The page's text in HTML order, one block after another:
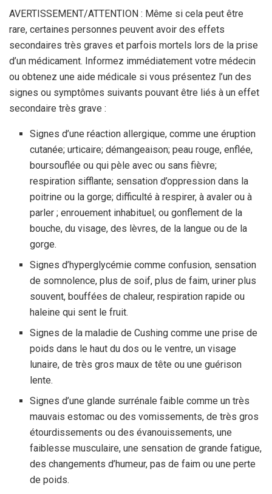
AVERTISSEMENT/ATTENTION : Même si cela peut être
rare, certaines personnes peuvent avoir des effets
secondaires très graves et parfois mortels lors de la prise
d’un médicament. Informez immédiatement votre médecin
ou obtenez une aide médicale si vous présentez l’un des
signes ou symptômes suivants pouvant être liés à un effet
secondaire très grave :
Signes d’une réaction allergique, comme une éruption
cutanée; urticaire; démangeaison; peau rouge, enflée,
boursouflée ou qui pèle avec ou sans fièvre;
respiration sifflante; sensation d’oppression dans la
poitrine ou la gorge; difficulté à respirer, à avaler ou à
parler ; enrouement inhabituel; ou gonflement de la
bouche, du visage, des lèvres, de la langue ou de la
gorge.
Signes d’hyperglycémie comme confusion, sensation
de somnolence, plus de soif, plus de faim, uriner plus
souvent, bouffées de chaleur, respiration rapide ou
haleine qui sent le fruit.
Signes de la maladie de Cushing comme une prise de
poids dans le haut du dos ou le ventre, un visage
lunaire, de très gros maux de tête ou une guérison
lente.
Signes d’une glande surrénale faible comme un très
mauvais estomac ou des vomissements, de très gros
étourdissements ou des évanouissements, une
faiblesse musculaire, une sensation de grande fatigue,
des changements d’humeur, pas de faim ou une perte
de poids.